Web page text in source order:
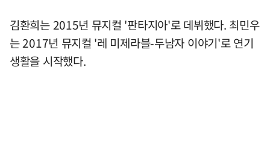
김환희는 2015년 뮤지컬 '판타지아'로 데뷔했다. 최민우
는 2017년 뮤지컬 '레 미제라블-두남자 이야기'로 연기
생활을 시작했다.